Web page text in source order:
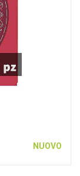
NUOVO